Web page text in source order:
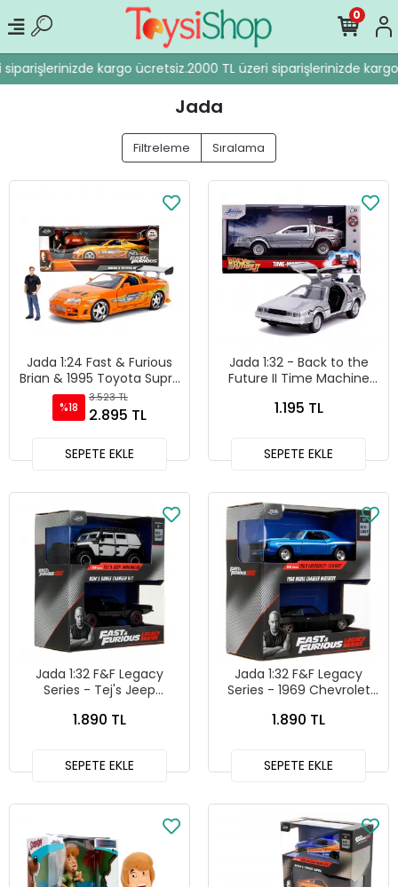
kargo ücretsiz.2000 TL üzeri siparişlerinizde kargo
0
Jada
Filtreleme Sıralama
Jada 1:24 Fast & Furious
Brian & 1995 Toyota Supra
Diecast Model Araba -
30738
%18
3.523 TL
2.895 TL
SEPETE EKLE
Jada 1:32 - Back to the
Future II Time Machine
24081
1.195 TL
SEPETE EKLE
Jada 1:32 F&F Legacy
Series - Tej's Jeep
Charger R/T İkili Araba
1.890 TL
SEPETE EKLE
Jada 1:32 F&F Legacy
Series - 1969 Chevrolet
Charger Widebody İkili
1.890 TL
SEPETE EKLE